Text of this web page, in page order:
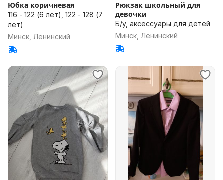
Юбка коричневая
116 - 122 (6 лет), 122 - 128 (7
лет)
Минск, Ленинский
Рюкзак школьный для
девочки
Б/у, аксессуары для детей
Минск, Ленинский